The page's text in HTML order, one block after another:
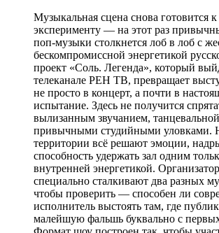
Музыкальная сцена снова готовится
эксперименту — на этот раз
поп-музыки столкнется лоб в лоб с
бескомпромиссной энергетикой
проект «Соль. Легенда», который
телеканале РЕН ТВ, превращает
не просто в концерт, а почти в
испытание. Здесь не получится
вылизанным звучанием,
привычными студийными уловками.
территории всё решают эмоции,
способность удержать зал одним
внутренней энергетикой.
специально сталкивают два разных
чтобы проверить — способен ли
исполнитель выстоять там, где
малейшую фальшь буквально с